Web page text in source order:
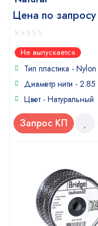
Цена по запросу
0
out
of
Не выпускается
Тип пластика - Nylon
Диаметр нити - 2.85
Цвет - Натуральный
Запрос КП